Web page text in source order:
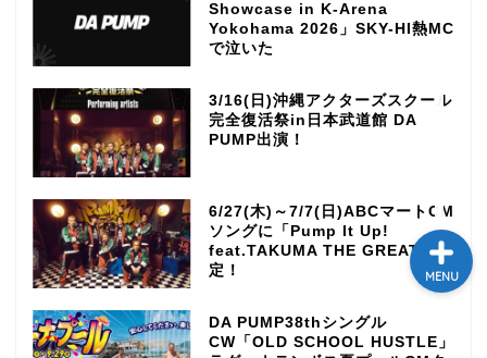
Showcase in K-Arena
Yokohama 2026」SKY-HI熱MC
で泣いた
3/16(日)沖縄アクターズスクール
完全復活祭in日本武道館 DA
PUMP出演！
6/27(木)～7/7(日)ABCマートCM
ソングに「Pump It Up!
feat.TAKUMA THE GREAT」決
定！
DA PUMP38thシングル
CW「OLD SCHOOL HUSTLE」
MENU
メゾン・ド・ミュージック
～DA PUMP YORIの晴れ
ライブ・イベント